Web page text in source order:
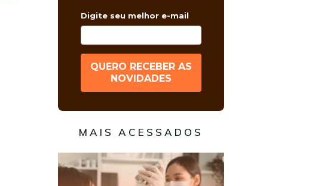
Digite seu melhor e-mail
QUERO RECEBER AS
NOVIDADES
MAIS ACESSADOS